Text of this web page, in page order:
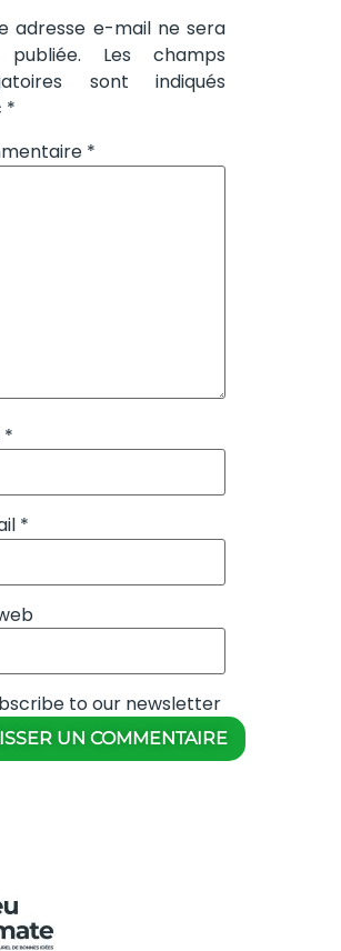
adresse e-mail ne sera
Les champs
sont indiqués
*
*
*
*
to our newsletter